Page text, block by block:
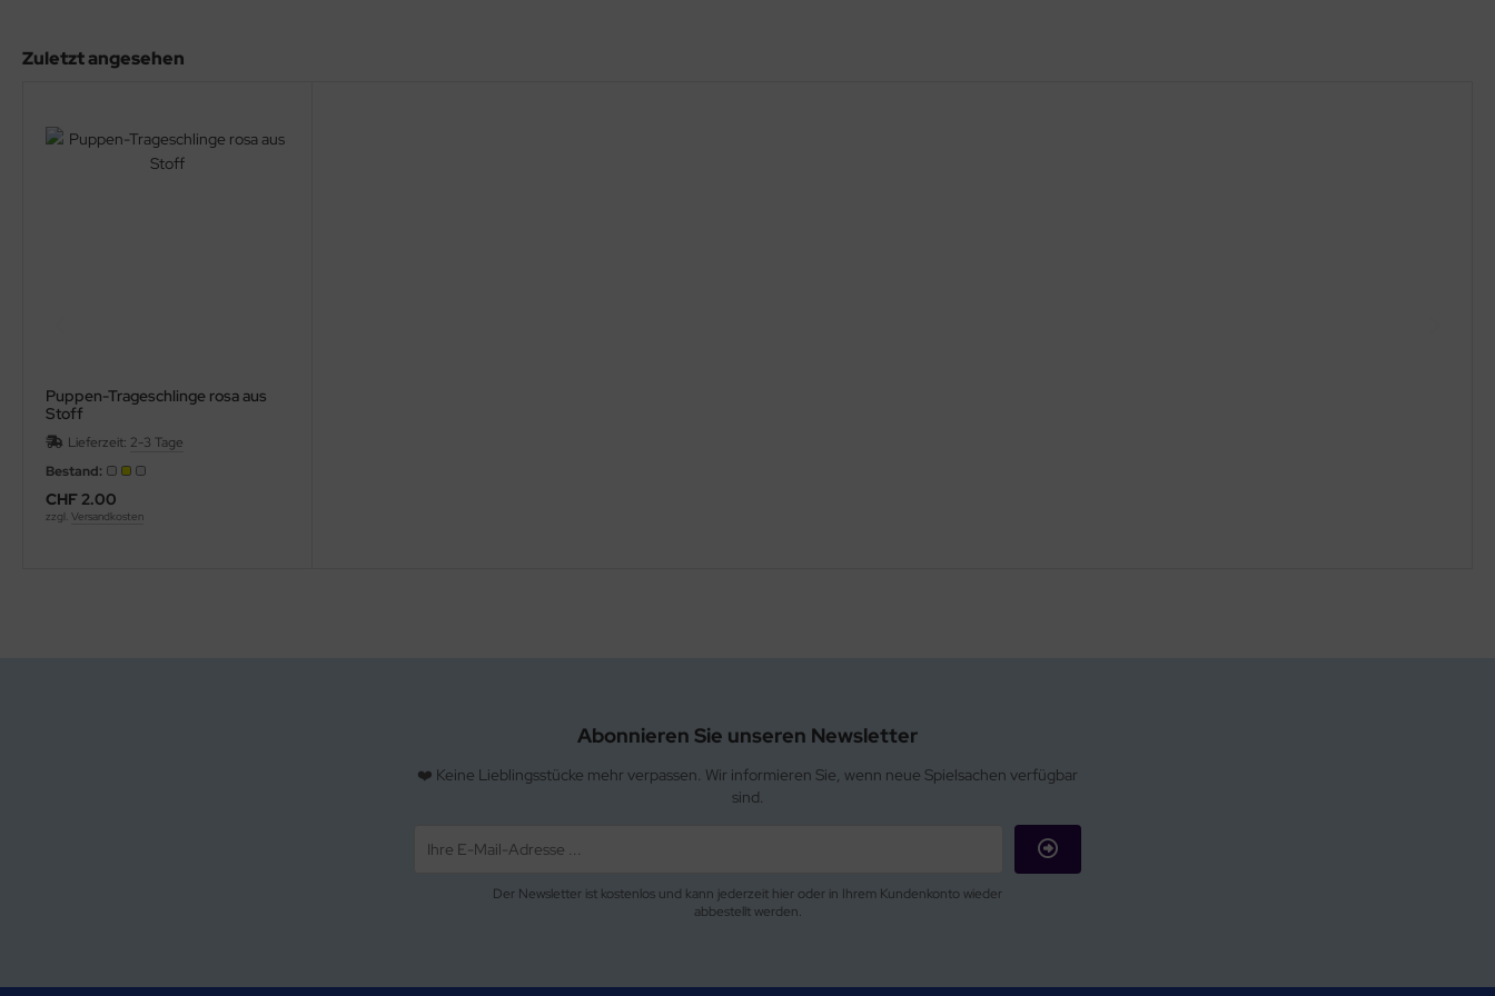
Zuletzt angesehen
Puppen-Trageschlinge rosa aus
Stoff
Lieferzeit: 2-3 Tage
Bestand:
CHF 2.00
zzgl. Versandkosten
Abonnieren Sie unseren Newsletter
❤️ Keine Lieblingsstücke mehr verpassen. Wir informieren Sie, wenn neue Spielsachen verfügbar
sind.
Der Newsletter ist kostenlos und kann jederzeit hier oder in Ihrem Kundenkonto wieder
abbestellt werden.